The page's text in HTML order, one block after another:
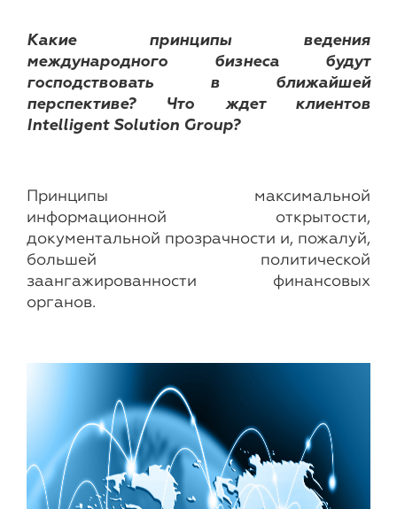
Какие принципы ведения
международного бизнеса будут
господствовать в ближайшей
перспективе? Что ждет клиентов
Intelligent Solution Group?
Принципы максимальной
информационной открытости,
документальной прозрачности и, пожалуй,
большей политической
заангажированности финансовых
органов.